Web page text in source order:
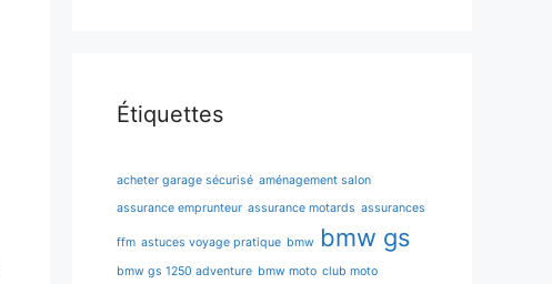
Étiquettes
acheter garage sécurisé aménagement salon
assurance emprunteur assurance motards assurances
ffm astuces voyage pratique bmw bmw gs
bmw gs 1250 adventure bmw moto club moto